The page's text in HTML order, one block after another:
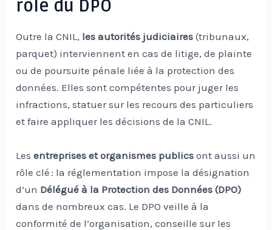
rôle du DPO
Outre la CNIL, les autorités judiciaires (tribunaux,
parquet) interviennent en cas de litige, de plainte
ou de poursuite pénale liée à la protection des
données. Elles sont compétentes pour juger les
infractions, statuer sur les recours des particuliers
et faire appliquer les décisions de la CNIL.
Lesentreprises et organismes publics ont aussi un
rôle clé : la réglementation impose la désignation
d’un Délégué à la Protection des Données (DPO)
dans de nombreux cas. Le DPO veille à la
conformité de l’organisation, conseille sur les